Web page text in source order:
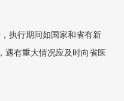
行期间如国家和省有新
遇有重大情况应及时向省医